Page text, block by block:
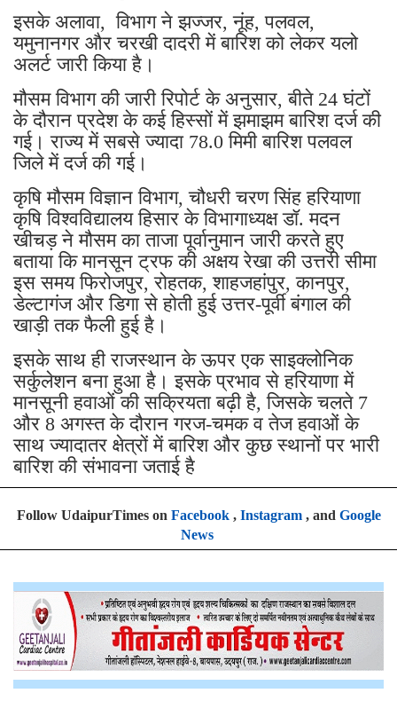
इसके अलावा, विभाग ने झज्जर, नूंह, पलवल,
यमुनानगर और चरखी दादरी में बारिश को लेकर यलो
अलर्ट जारी किया है।
मौसम विभाग की जारी रिपोर्ट के अनुसार, बीते 24 घंटों
के दौरान प्रदेश के कई हिस्सों में झमाझम बारिश दर्ज की
गई। राज्य में सबसे ज्यादा 78.0 मिमी बारिश पलवल
जिले में दर्ज की गई।
कृषि मौसम विज्ञान विभाग, चौधरी चरण सिंह हरियाणा
कृषि विश्वविद्यालय हिसार के विभागाध्यक्ष डॉ. मदन
खीचड़ ने मौसम का ताजा पूर्वानुमान जारी करते हुए
बताया कि मानसून ट्रफ की अक्षय रेखा की उत्तरी सीमा
इस समय फिरोजपुर, रोहतक, शाहजहांपुर, कानपुर,
डेल्टागंज और डिगा से होती हुई उत्तर-पूर्वी बंगाल की
खाड़ी तक फैली हुई है।
इसके साथ ही राजस्थान के ऊपर एक साइक्लोनिक
सर्कुलेशन बना हुआ है। इसके प्रभाव से हरियाणा में
मानसूनी हवाओं की सक्रियता बढ़ी है, जिसके चलते 7
और 8 अगस्त के दौरान गरज-चमक व तेज हवाओं के
साथ ज्यादातर क्षेत्रों में बारिश और कुछ स्थानों पर भारी
बारिश की संभावना जताई है
Follow UdaipurTimes on Facebook, Instagram, and Google
News